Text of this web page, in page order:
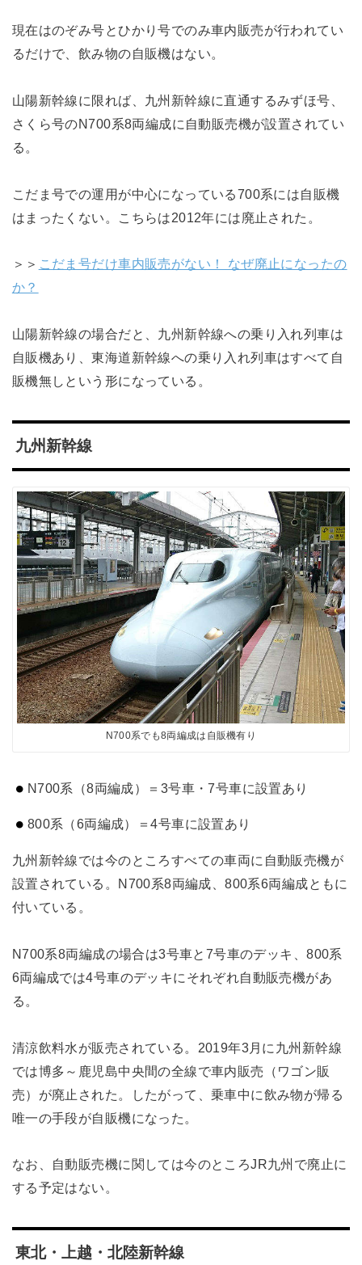
現在はのぞみ号とひかり号でのみ車内販売が行われてい
るだけで、飲み物の自販機はない。
山陽新幹線に限れば、九州新幹線に直通するみずほ号、
さくら号のN700系8両編成に自動販売機が設置されてい
る。
こだま号での運用が中心になっている700系には自販機
はまったくない。こちらは2012年には廃止された。
＞＞ こだま号だけ車内販売がない！ なぜ廃止になったの
か？
山陽新幹線の場合だと、九州新幹線への乗り入れ列車は
自販機あり、東海道新幹線への乗り入れ列車はすべて自
販機無しという形になっている。
九州新幹線
N700系でも8両編成は自販機有り
N700系（8両編成）＝3号車・7号車に設置あり
800系（6両編成）＝4号車に設置あり
九州新幹線では今のところすべての車両に自動販売機が
設置されている。N700系8両編成、800系6両編成ともに
付いている。
N700系8両編成の場合は3号車と7号車のデッキ、800系
6両編成では4号車のデッキにそれぞれ自動販売機があ
る。
清涼飲料水が販売されている。2019年3月に九州新幹線
では博多～鹿児島中央間の全線で車内販売（ワゴン販
売）が廃止された。したがって、乗車中に飲み物が帰る
唯一の手段が自販機になった。
なお、自動販売機に関しては今のところJR九州で廃止に
する予定はない。
東北・上越・北陸新幹線